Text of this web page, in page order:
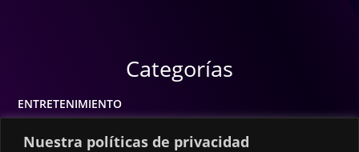
Nuestra políticas de privacidad
Categorías
ENTRETENIMIENTO